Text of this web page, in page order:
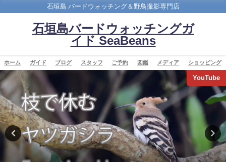
石垣島 バードウォッチング＆野鳥撮影専門店
石垣島バードウォッチングガ
イド SeaBeans
ホーム ガイド ブログ スタッフ ご予約 図鑑 メディア ショッピング
YouTube